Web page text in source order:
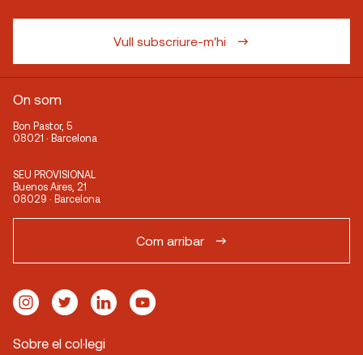
Vull subscriure-m'hi
On som
Bon Pastor, 5
08021 · Barcelona
SEU PROVISIONAL
Buenos Aires, 21
08029 · Barcelona
Com arribar
Sobre el col·legi